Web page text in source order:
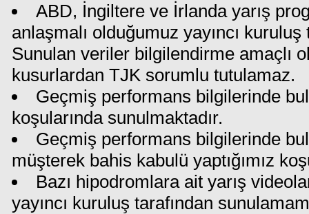
ABD, İngiltere ve İrlanda yarış
anlaşmalı olduğumuz yayıncı
Sunulan veriler bilgilendirme amaçlı
kusurlardan TJK sorumlu tutulamaz.
Geçmiş performans bilgilerinde
koşularında sunulmaktadır.
Geçmiş performans bilgilerinde
müşterek bahis kabulü yaptığımız
Bazı hipodromlara ait yarış
yayıncı kuruluş tarafından